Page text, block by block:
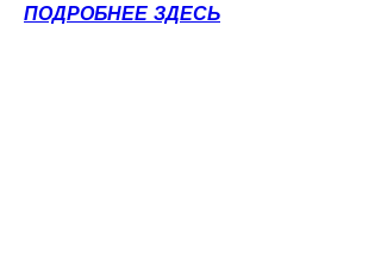
ПОДРОБНЕЕ ЗДЕСЬ